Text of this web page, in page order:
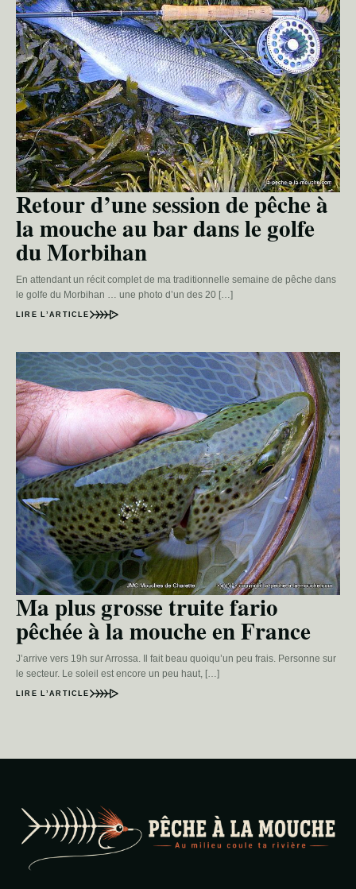
Retour d’une session de pêche à
la mouche au bar dans le golfe
du Morbihan
En attendant un récit complet de ma traditionnelle semaine de pêche dans
le golfe du Morbihan … une photo d’un des 20 […]
LIRE L’ARTICLE
Ma plus grosse truite fario
pêchée à la mouche en France
J’arrive vers 19h sur Arrossa. Il fait beau quoiqu’un peu frais. Personne sur
le secteur. Le soleil est encore un peu haut, […]
LIRE L’ARTICLE